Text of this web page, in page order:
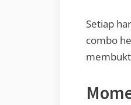
Setiap
combo